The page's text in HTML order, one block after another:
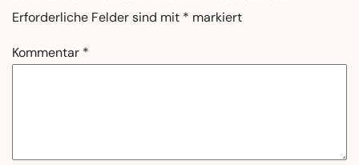
Erforderliche Felder sind mit * markiert
Kommentar *